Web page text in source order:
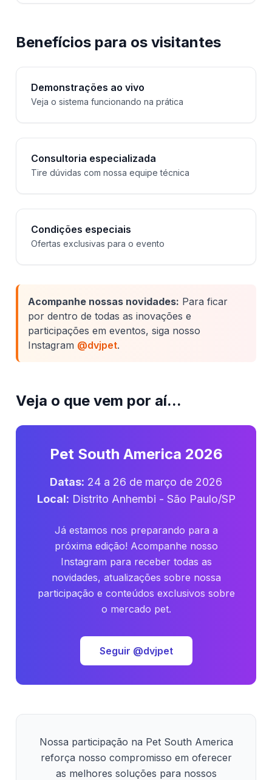
Benefícios para os visitantes
Demonstrações ao vivo
Veja o sistema funcionando na prática
Consultoria especializada
Tire dúvidas com nossa equipe técnica
Condições especiais
Ofertas exclusivas para o evento
Acompanhe nossas novidades: Para ficar
por dentro de todas as inovações e
participações em eventos, siga nosso
Instagram @dvjpet.
Veja o que vem por aí...
Pet South America 2026
Datas: 24 a 26 de março de 2026
Local: Distrito Anhembi - São Paulo/SP
Já estamos nos preparando para a
próxima edição! Acompanhe nosso
Instagram para receber todas as
novidades, atualizações sobre nossa
participação e conteúdos exclusivos sobre
o mercado pet.
Seguir @dvjpet
Nossa participação na Pet South America
reforça nosso compromisso em oferecer
as melhores soluções para nossos